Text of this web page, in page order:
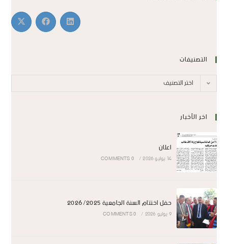
التصنيفات
اختر التصنيف
اخر الأخبار
اعلان
14 يوليو 2026 /
0 COMMENTS
حفل اختتام السنة الجامعية 2026/2025
9 يوليو 2026 /
0 COMMENTS